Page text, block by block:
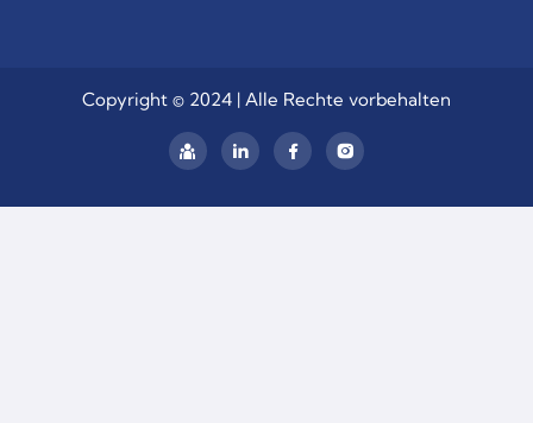
Copyright © 2024 | Alle Rechte vorbehalten